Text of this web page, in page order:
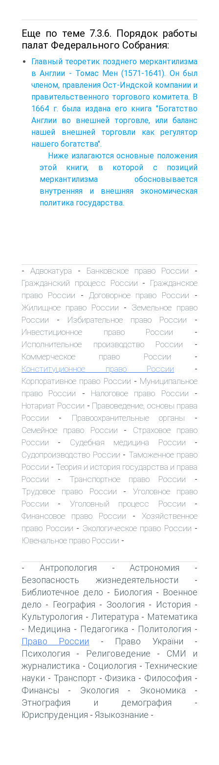
Еще по теме 7.3.6. Порядок работы
палат Федерального Собрания:
Главный теоретик позднего меркантилизма
в Англии - Томас Мен (1571-1641). Он был
членом, правления Ост-Индской компании и
правительственного торгового комитета. В
1664 г. была издана его книга "Богатство
Англии во внешней торговле, или баланс
нашей внешней торговли как регулятор
нашего богатства".
Ниже излагаются основные положения
этой книги, в которой с позиций
меркантилизма обосновывается
внутренняя и внешняя экономическая
политика государства.
- Адвокатура - Банковское право России -
Гражданский процесс России - Гражданское
право России - Договорное право России -
Жилищное право России - Земельное право
России - Избирательное право России -
Инвестиционное право России -
Исполнительное производство России -
Коммерческое право России -
Конституционное право России -
Корпоративное право России - Муниципальное
право России - Налоговое право России -
Нотариат России - Правоведение, основы права
России - Правоохранительные органы -
Семейное право России - Страховое право
России - Судебная медицина России -
Судопроизводство России - Таможенное право
России - Теория и история государства и права
России - Транспортное право России -
Трудовое право России - Уголовное право
России - Уголовный процесс России -
Финансовое право России - Хозяйственное
право России - Экологическое право России -
Ювенальное право России -
- Антропология -Астрономия -
Безопасность жизнедеятельности -
Библиотечное дело - Биология - Военное
дело - География - Зоология - История -
Культурология - Литература - Математика
- Медицина - Педагогика - Политология -
Право России - Право України -
Психология - Религоведение - СМИ и
журналистика - Социология - Технические
науки - Транспорт- Физика - Философия -
Финансы - Экология - Экономика -
Этнография и демография -
Юриспруденция - Языкознание -